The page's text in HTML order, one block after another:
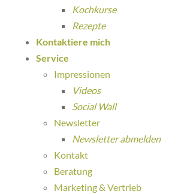
Kochkurse
Rezepte
Kontaktiere mich
Service
Impressionen
Videos
Social Wall
Newsletter
Newsletter abmelden
Kontakt
Beratung
Marketing & Vertrieb